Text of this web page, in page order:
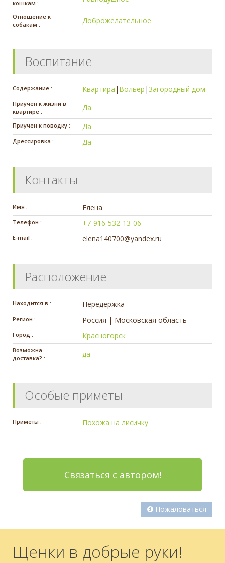
кошкам :
Отношение к
собакам :
Доброжелательное
Воспитание
Содержание : Квартира | Вольер |Загородный дом
Приучен к жизни в
квартире :
Да
Приучен к поводку : Да
Дрессировка : Да
Контакты
Имя : Елена
Телефон : +7-916-532-13-06
E-mail : elena140700@yandex.ru
Расположение
Находится в : Передержка
Регион : Россия | Московская область
Город : Красногорск
Возможна
доставка? :
да
Особые приметы
Приметы : Похожа на лисичку
Связаться с автором!
Пожаловаться
Щенки в добрые руки!